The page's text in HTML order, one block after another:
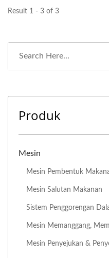
Result 1 - 3 of 3
Produk
Mesin
Mesin Pembentuk
Mesin Salutan Makanan
Sistem Penggorengan
Mesin Memanggang,
Mesin Penyejukan &